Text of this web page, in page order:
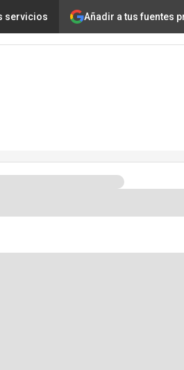
Añadir a tus fuentes
servicios
entre los que hay 3